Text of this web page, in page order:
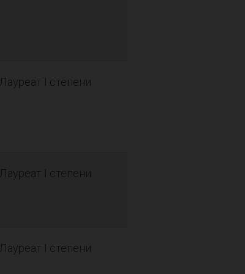
Лауреат I степени
Лауреат I степени
Лауреат I степени